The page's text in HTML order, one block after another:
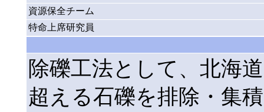
資源保全チーム
特命上席研究員
除礫工法として、北海
超える石礫を排除・集